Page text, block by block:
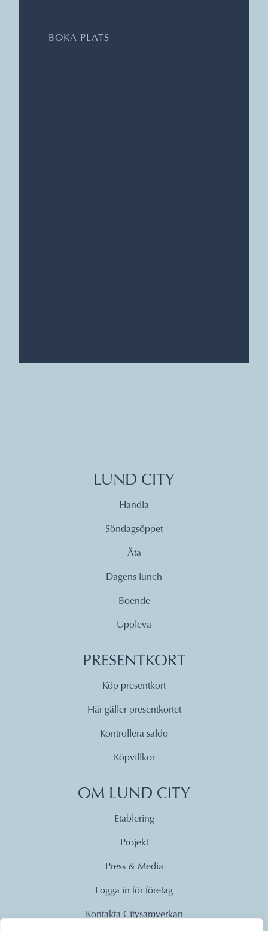
BOKA PLATS
LUND CITY
Handla
Söndagsöppet
Äta
Dagens lunch
Boende
Uppleva
PRESENTKORT
Köp presentkort
Här gäller presentkortet
Kontrollera saldo
Köpvillkor
OM LUND CITY
Etablering
Projekt
Press & Media
Logga in för företag
Kontakta Citysamverkan